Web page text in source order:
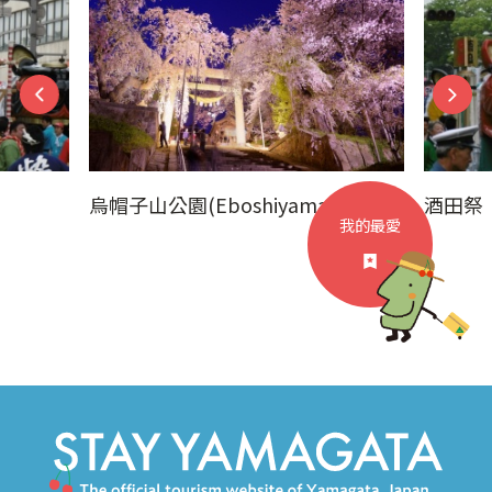
烏帽子山公園(Eboshiyama Park) 酒田祭
我的最愛